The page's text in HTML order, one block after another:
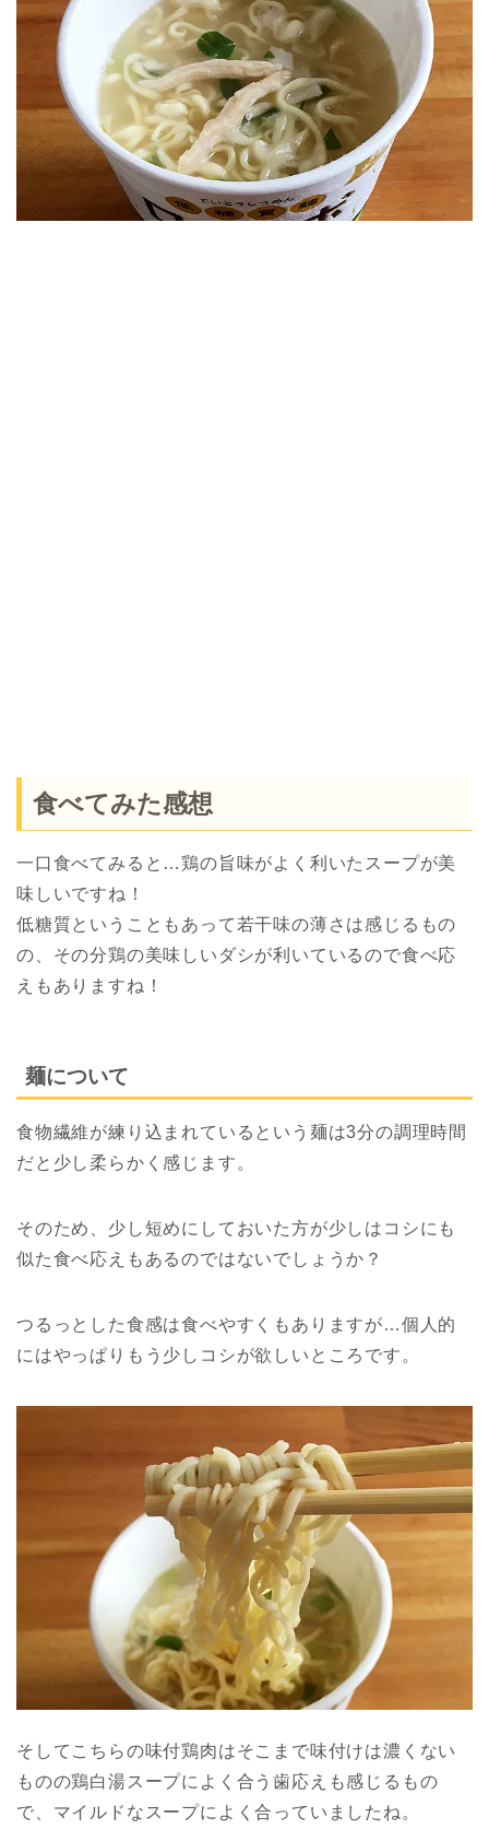
食べてみた感想
一口食べてみると…鶏の旨味がよく利いたスープが美
味しいですね！
低糖質ということもあって若干味の薄さは感じるもの
の、その分鶏の美味しいダシが利いているので食べ応
えもありますね！
麺について
食物繊維が練り込まれているという麺は3分の調理時間
だと少し柔らかく感じます。
そのため、少し短めにしておいた方が少しはコシにも
似た食べ応えもあるのではないでしょうか？
つるっとした食感は食べやすくもありますが…個人的
にはやっぱりもう少しコシが欲しいところです。
そしてこちらの味付鶏肉はそこまで味付けは濃くない
ものの鶏白湯スープによく合う歯応えも感じるもの
で、マイルドなスープによく合っていましたね。